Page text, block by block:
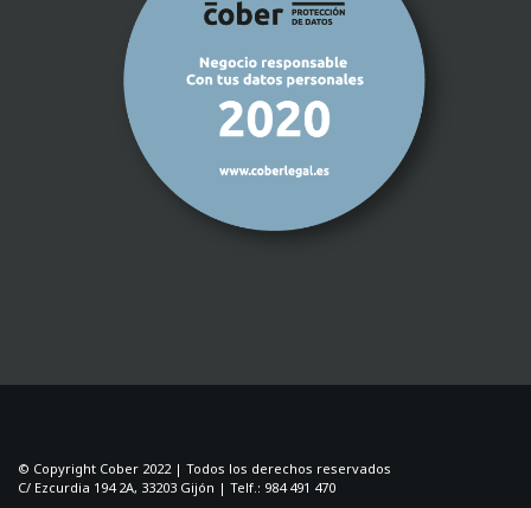
© Copyright Cober 2022 | Todos los derechos reservados
C/ Ezcurdia 194 2A, 33203 Gijón | Telf.: 984 491 470